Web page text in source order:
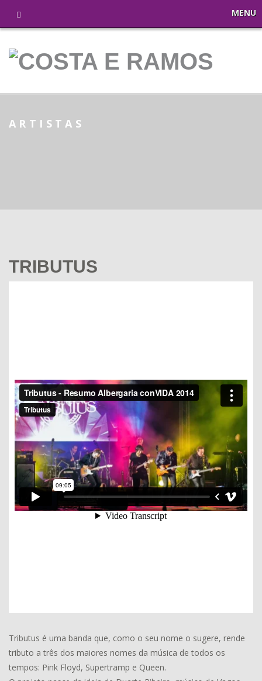
MENU
ARTISTAS
TRIBUTUS
Tributus é uma banda que, como o seu nome o sugere, rende
tributo a três dos maiores nomes da música de todos os
tempos: Pink Floyd, Supertramp e Queen.